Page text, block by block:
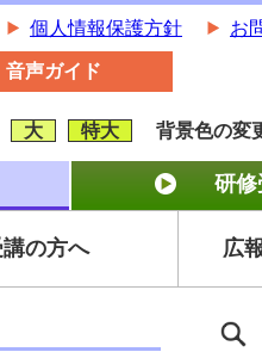
個人情報保護方針 お
音声ガイド
大 特大 背景色の
研修
の方へ 広